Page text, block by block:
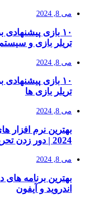
می 8, 2024
تریلر بازی و سیستم
می 8, 2024
تریلر بازی ها
می 8, 2024
بهترین نرم افزار
2024 | دور زدن تحریم ها
می 8, 2024
اندروید و آیفون